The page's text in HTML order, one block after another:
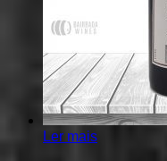
Ler mais